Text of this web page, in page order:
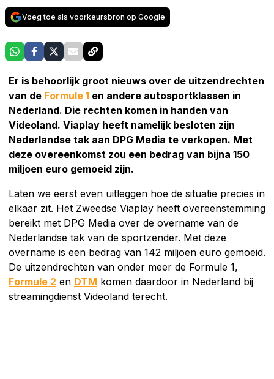
Voeg toe als voorkeursbron op Google
Er is behoorlijk groot nieuws over de uitzendrechten
van de Formule 1 en andere autosportklassen in
Nederland. Die rechten komen in handen van
Videoland. Viaplay heeft namelijk besloten zijn
Nederlandse tak aan DPG Media te verkopen. Met
deze overeenkomst zou een bedrag van bijna 150
miljoen euro gemoeid zijn.
Laten we eerst even uitleggen hoe de situatie precies in
elkaar zit. Het Zweedse Viaplay heeft overeenstemming
bereikt met DPG Media over de overname van de
Nederlandse tak van de sportzender. Met deze
overname is een bedrag van 142 miljoen euro gemoeid.
De uitzendrechten van onder meer de Formule 1,
Formule 2 en DTM komen daardoor in Nederland bij
streamingdienst Videoland terecht.